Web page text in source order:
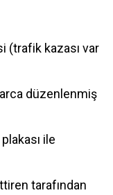
(trafik kazası var
düzenlenmiş
ile
tarafından